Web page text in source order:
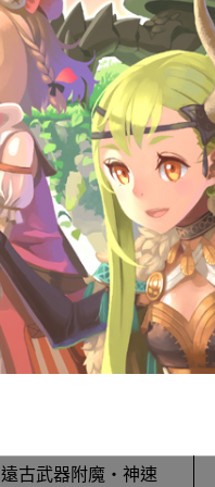
遠古武器附魔‧神速